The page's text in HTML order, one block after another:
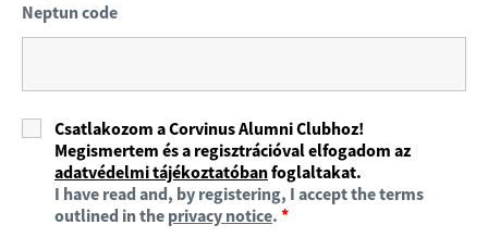
Neptun code
Csatlakozom a Corvinus Alumni Clubhoz!
Megismertem és a regisztrációval elfogadom az
adatvédelmi tájékoztatóbanfoglaltakat.
I have read and, by registering, I accept the terms
outlined in theprivacy notice.*